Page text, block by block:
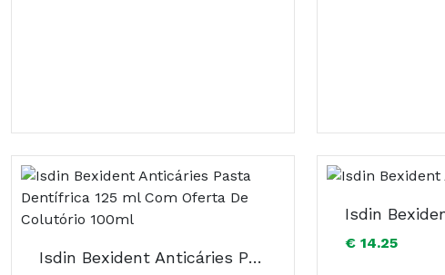
Isdin Bexident Anticáries Pasta Dentífrica 125 ml Com Oferta De Colutório 100ml
Isdin
€ 14.25